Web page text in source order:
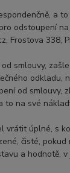
a to
odstoupení
Frostova 338,
smlouvy,
odkladu,
od smlouvy,
to na své
vrátit úplné, s
čisté, pokud
a hodnotě, v